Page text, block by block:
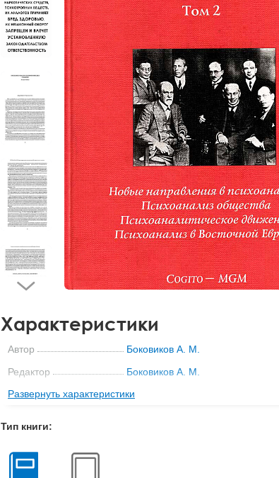
Характеристики
Автор
Боковиков А. М.
Редактор
Боковиков А. М.
Издательство
Когито-Центр
Тип обложки
Развернуть характеристики
Тип книги: